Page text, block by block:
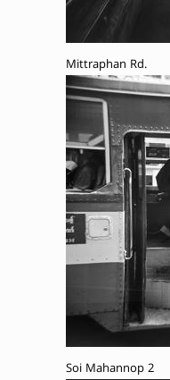
Mittraphan Rd.
Soi Mahannop 2